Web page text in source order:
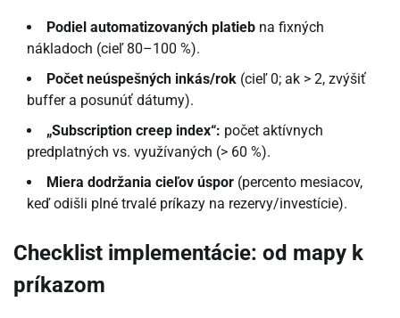
Podiel automatizovaných platieb na fixných
nákladoch (cieľ 80–100 %).
Počet neúspešných inkás/rok (cieľ 0; ak > 2, zvýšiť
buffer a posunúť dátumy).
„Subscription creep index“: počet aktívnych
predplatných vs. využívaných (> 60 %).
Miera dodržania cieľov úspor (percento mesiacov,
keď odišli plné trvalé príkazy na rezervy/investície).
Checklist implementácie: od mapy k
príkazom